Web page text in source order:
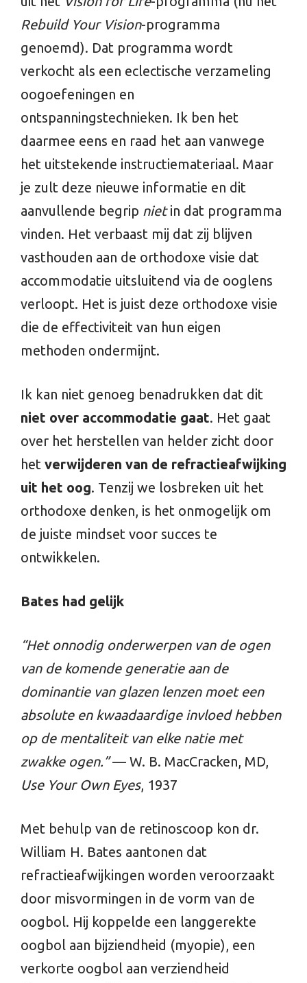
Rebuild Your Vision-programma
genoemd). Dat programma wordt
verkocht als een eclectische verzameling
oogoefeningen en
ontspanningstechnieken. Ik ben het
daarmee eens en raad het aan vanwege
het uitstekende instructiemateriaal. Maar
je zult deze nieuwe informatie en dit
aanvullende begrip nietin dat programma
vinden. Het verbaast mij dat zij blijven
vasthouden aan de orthodoxe visie dat
accommodatie uitsluitend via de ooglens
verloopt. Het is juist deze orthodoxe visie
die de effectiviteit van hun eigen
methoden ondermijnt.
Ik kan niet genoeg benadrukken dat dit
niet over accommodatie gaat. Het gaat
over het herstellen van helder zicht door
het verwijderen van de refractieafwijking
uit het oog. Tenzij we losbreken uit het
orthodoxe denken, is het onmogelijk om
de juiste mindset voor succes te
ontwikkelen.
Bates had gelijk
“Het onnodig onderwerpen van de ogen
van de komende generatie aan de
dominantie van glazen lenzen moet een
absolute en kwaadaardige invloed hebben
op de mentaliteit van elke natie met
zwakke ogen.”— W. B. MacCracken, MD,
Use Your Own Eyes, 1937
Met behulp van de retinoscoop kon dr.
William H. Bates aantonen dat
refractieafwijkingen worden veroorzaakt
door misvormingen in de vorm van de
oogbol. Hij koppelde een langgerekte
oogbol aan bijziendheid (myopie), een
verkorte oogbol aan verziendheid